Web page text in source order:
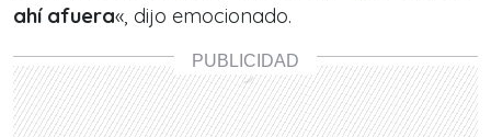
ahí afuera«, dijo emocionado.